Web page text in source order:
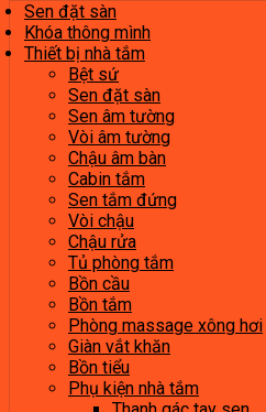
Sen đặt sàn
Khóa thông mình
Thiết bị nhà tắm
Bệt sứ
Sen đặt sàn
Sen âm tường
Vòi âm tường
Chậu âm bàn
Cabin tắm
Sen tắm đứng
Vòi chậu
Chậu rửa
Tủ phòng tắm
Bồn cầu
Bồn tắm
Phòng massage xông hơi
Giàn vắt khăn
Bồn tiểu
Phụ kiện nhà tắm